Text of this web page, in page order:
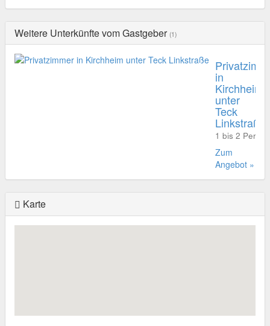
Weitere Unterkünfte vom Gastgeber (1)
in
Kirchheim
unter
Teck
Linkstraße
1 bis 2
Zum
Angebot »
Karte